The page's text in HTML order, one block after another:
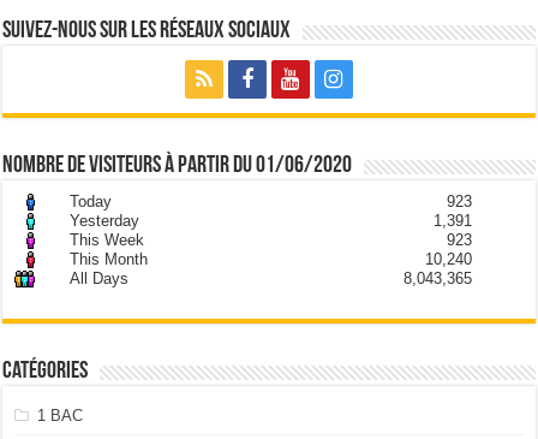
Suivez-nous sur les Réseaux Sociaux
nombre de visiteurs à partir du 01/06/2020
Today
923
Yesterday
1,391
This Week
923
This Month
10,240
All Days
8,043,365
Catégories
1 BAC